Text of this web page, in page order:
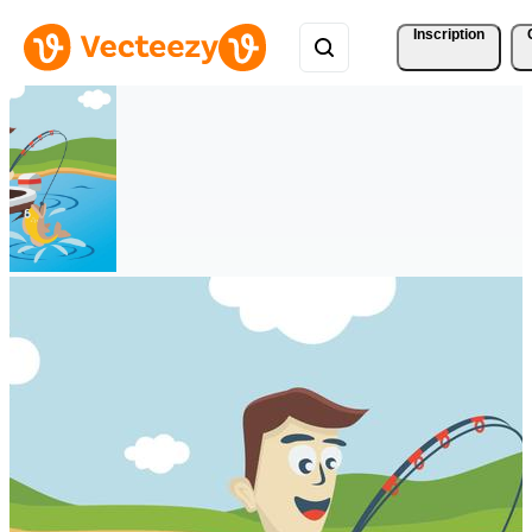
Inscription